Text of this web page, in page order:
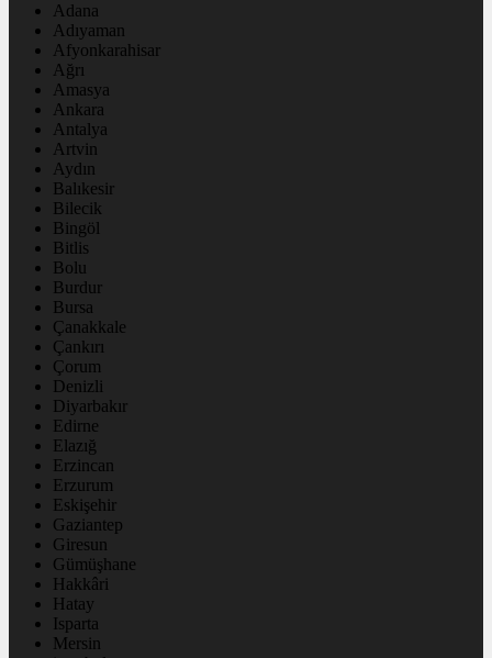
Adana
Adıyaman
Afyonkarahisar
Ağrı
Amasya
Ankara
Antalya
Artvin
Aydın
Balıkesir
Bilecik
Bingöl
Bitlis
Bolu
Burdur
Bursa
Çanakkale
Çankırı
Çorum
Denizli
Diyarbakır
Edirne
Elazığ
Erzincan
Erzurum
Eskişehir
Gaziantep
Giresun
Gümüşhane
Hakkâri
Hatay
Isparta
Mersin